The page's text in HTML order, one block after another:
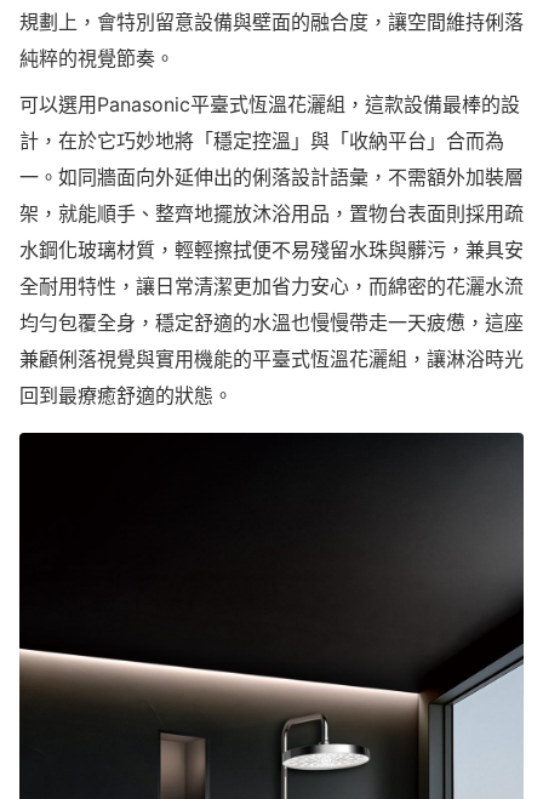
規劃上，會特別留意設備與壁面的融合度，讓空間維持俐落
純粹的視覺節奏。
可以選用Panasonic平臺式恆溫花灑組，這款設備最棒的設
計，在於它巧妙地將「穩定控溫」與「收納平台」合而為
一。如同牆面向外延伸出的俐落設計語彙，不需額外加裝層
架，就能順手、整齊地擺放沐浴用品，置物台表面則採用疏
水鋼化玻璃材質，輕輕擦拭便不易殘留水珠與髒污，兼具安
全耐用特性，讓日常清潔更加省力安心，而綿密的花灑水流
均勻包覆全身，穩定舒適的水溫也慢慢帶走一天疲憊，這座
兼顧俐落視覺與實用機能的平臺式恆溫花灑組，讓淋浴時光
回到最療癒舒適的狀態。